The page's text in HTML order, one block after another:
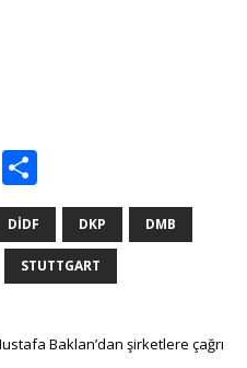
C
ei
le
n
DİDF DKP DMB
STUTTGART
Baklan’dan şirketlere çağrı